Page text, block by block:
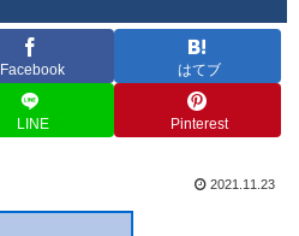
Facebook はてブ
LINE Pinterest
2021.11.23